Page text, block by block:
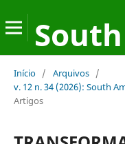
Início / Arquivos /
v. 12 n. 34 (2026): South
Artigos